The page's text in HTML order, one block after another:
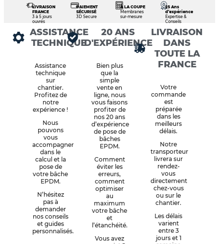
LIVRAISON
FRANCE
3 à 5 jours
ouvrés
PAIEMENT
SÉCURISÉ
3D Secure
À LA COUPE
Membranes
sur-mesure
25 Ans
d’expérience
Expertise &
Conseils
ASSISTANCE
TECHNIQUE
Assistance
technique
sur
chantier.
Profitez de
notre
expérience !
Nous
pouvons
vous
accompagner
dans le
calcul et la
pose de
votre bâche
EPDM.
N’hésitez
pas à
demander
nos conseils
et guides
personnalisés.
20 ANS
D'EXPÉRIENCE
Bien plus
que la
simple
vente en
ligne, nous
vous faisons
profiter de
nos 20 ans
d’expérience
de pose de
bâches
EPDM.
Comment
éviter les
erreurs,
comment
optimiser
au
maximum
votre bâche
et
l’étanchéité.
Vous avez
LIVRAISON
DANS
TOUTE LA
FRANCE
Votre
commande
est
préparée
dans les
meilleurs
délais.
Notre
transporteur
livrera sur
rendez-
vous
directement
chez-vous
ou sur le
chantier.
Les délais
varient
entre 3
jours et 1